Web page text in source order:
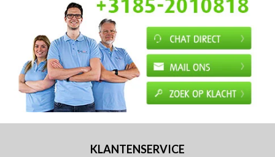
KLANTENSERVICE